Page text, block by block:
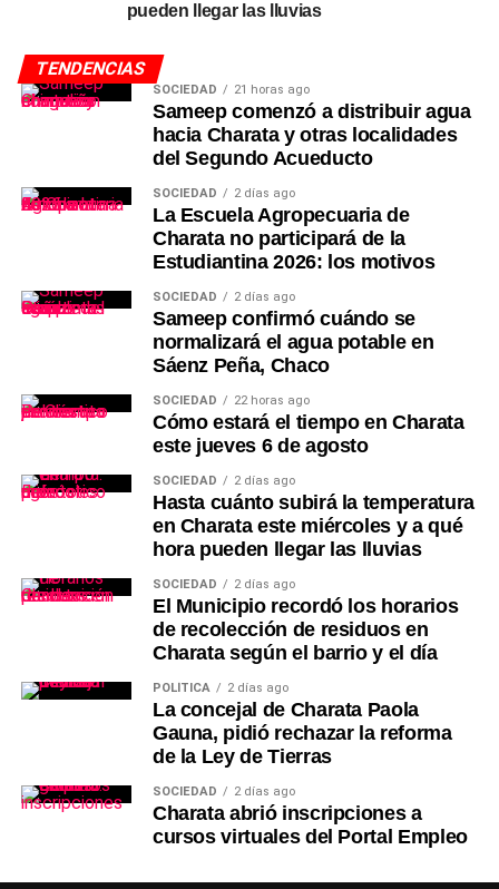
pueden llegar las lluvias
TENDENCIAS
SOCIEDAD 21 horas ago
Sameep comenzó a distribuir agua
hacia Charata y otras localidades
del Segundo Acueducto
SOCIEDAD 2 días ago
La Escuela Agropecuaria de
Charata no participará de la
Estudiantina 2026: los motivos
SOCIEDAD 2 días ago
Sameep confirmó cuándo se
normalizará el agua potable en
Sáenz Peña, Chaco
SOCIEDAD 22 horas ago
Cómo estará el tiempo en Charata
este jueves 6 de agosto
SOCIEDAD 2 días ago
Hasta cuánto subirá la temperatura
en Charata este miércoles y a qué
hora pueden llegar las lluvias
SOCIEDAD 2 días ago
El Municipio recordó los horarios
de recolección de residuos en
Charata según el barrio y el día
POLÍTICA 2 días ago
La concejal de Charata Paola
Gauna, pidió rechazar la reforma
de la Ley de Tierras
SOCIEDAD 2 días ago
Charata abrió inscripciones a
cursos virtuales del Portal Empleo